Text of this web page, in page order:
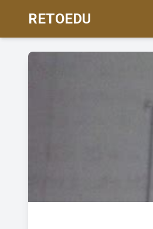
RETOEDU